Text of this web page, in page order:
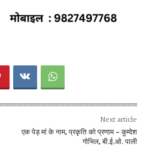
Next article
एक पेड़ मां के नाम, प्रकृति को प्रणाम – कुम्देश
गोभिल, बी.ई.ओ. पाली